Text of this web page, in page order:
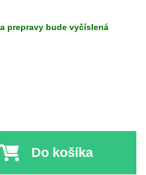
prepravy bude vyčíslená
Do košíka